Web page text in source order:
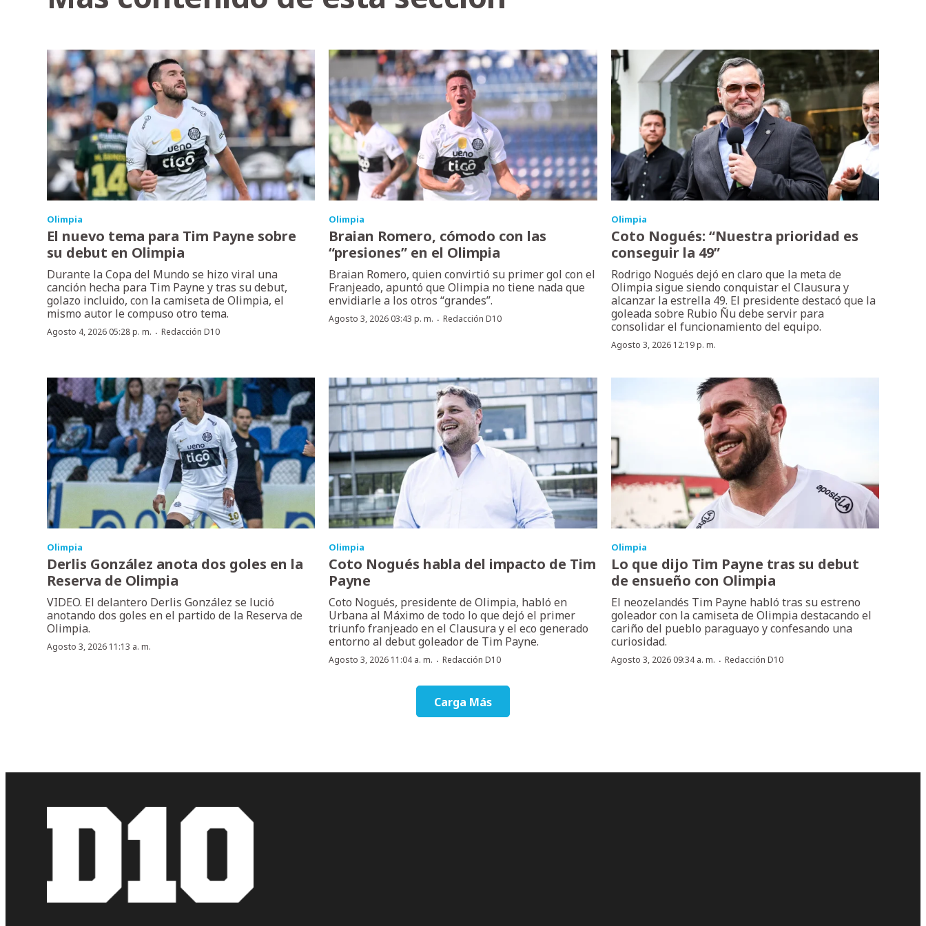
Olimpia
El nuevo tema para Tim Payne sobre
su debut en Olimpia
Durante la Copa del Mundo se hizo viral una
canción hecha para Tim Payne y tras su debut,
golazo incluido, con la camiseta de Olimpia, el
mismo autor le compuso otro tema.
Agosto 4, 2026 05:28 p. m. · Redacción D10
Olimpia
Braian Romero, cómodo con las
“presiones” en el Olimpia
Braian Romero, quien convirtió su primer gol con el
Franjeado, apuntó que Olimpia no tiene nada que
envidiarle a los otros “grandes”.
Agosto 3, 2026 03:43 p. m. ·Redacción D10
Olimpia
Coto Nogués: “Nuestra prioridad es
conseguir la 49”
Rodrigo Nogués dejó en claro que la meta de
Olimpia sigue siendo conquistar el Clausura y
alcanzar la estrella 49. El presidente destacó que la
goleada sobre Rubio Ñu debe servir para
consolidar el funcionamiento del equipo.
Agosto 3, 2026 12:19 p. m.
Olimpia
Derlis González anota dos goles en la
Reserva de Olimpia
VIDEO. El delantero Derlis González se lució
anotando dos goles en el partido de la Reserva de
Olimpia.
Agosto 3, 2026 11:13 a. m.
Olimpia
Coto Nogués habla del impacto de Tim
Payne
Coto Nogués, presidente de Olimpia, habló en
Urbana al Máximo de todo lo que dejó el primer
triunfo franjeado en el Clausura y el eco generado
entorno al debut goleador de Tim Payne.
Agosto 3, 2026 11:04 a. m. ·Redacción D10
Olimpia
Lo que dijo Tim Payne tras su debut
de ensueño con Olimpia
El neozelandés Tim Payne habló tras su estreno
goleador con la camiseta de Olimpia destacando el
cariño del pueblo paraguayo y confesando una
curiosidad.
Agosto 3, 2026 09:34 a. m. · Redacción D10
Carga Más